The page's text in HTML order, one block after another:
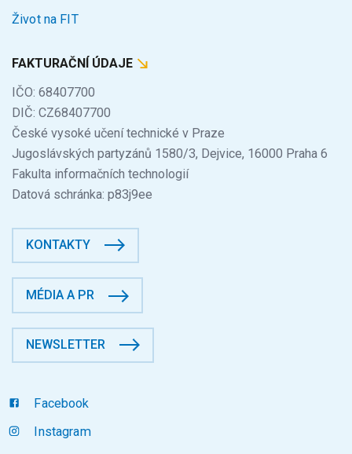
Život na FIT
FAKTURAČNÍ ÚDAJE
IČO: 68407700
DIČ: CZ68407700
České vysoké učení technické v Praze
Jugoslávských partyzánů 1580/3, Dejvice, 16000 Praha 6
Fakulta informačních technologií
Datová schránka: p83j9ee
KONTAKTY
MÉDIA A PR
NEWSLETTER
Facebook
Instagram